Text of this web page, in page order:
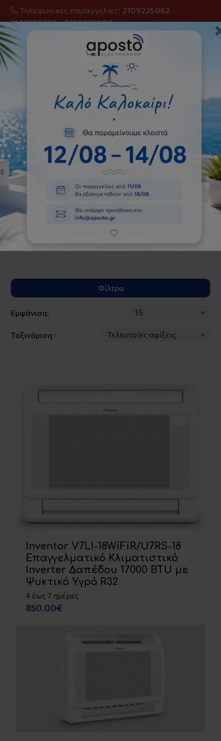
Τηλεφωνικές παραγγελίες: 2109225062 -
2109225798-2109225098
Δαπέδου
Αρχική Κλιματισμός
Όλα τα κλιματιστικά μηχανήματα διαθέτουν
κάθε εταιρείας
Στις τιμές δεν περιλαμβάνεται η εγκατάσταση.
Φίλτρα
Εμφάνιση:
Ταξινόμιση :
Inventor V7LI-18WiFiR/U7RS-18
Επαγγελματικό Κλιματιστικό
Inverter Δαπέδου 17000 BTU με
Ψυκτικό Υγρό R32
4 έως 7 ημέρες
850.00€